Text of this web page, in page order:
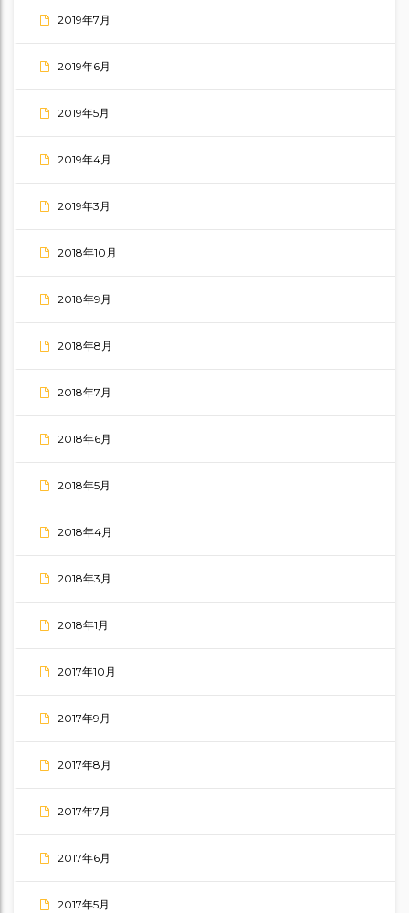
2019年7月
2019年6月
2019年5月
2019年4月
2019年3月
2018年10月
2018年9月
2018年8月
2018年7月
2018年6月
2018年5月
2018年4月
2018年3月
2018年1月
2017年10月
2017年9月
2017年8月
2017年7月
2017年6月
2017年5月